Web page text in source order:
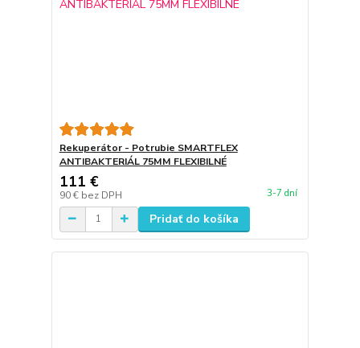
Rekuperátor - Potrubie SMARTFLEX
ANTIBAKTERIÁL 75MM FLEXIBILNÉ
111 €
90 € bez DPH 3-7 dní
Pridať do košíka